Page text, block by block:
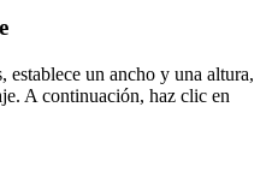
establece un ancho y una altura,
A continuación, haz clic en